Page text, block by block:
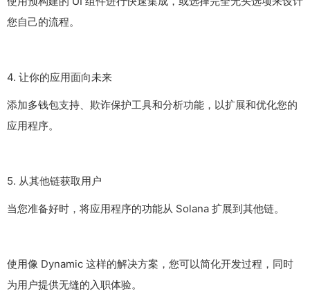
您自己的流程。
4. 让你的应用面向未来
添加多钱包支持、欺诈保护工具和分析功能，以扩展和优化您的
应用程序。
5. 从其他链获取用户
当您准备好时，将应用程序的功能从 Solana 扩展到其他链。
使用像 Dynamic 这样的解决方案，您可以简化开发过程，同时
为用户提供无缝的入职体验。